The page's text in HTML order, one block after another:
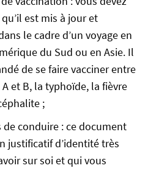
est mis à jour et
le cadre d’un voyage en
du Sud ou en Asie. Il
de se faire vacciner entre
et B, la typhoïde, la fièvre
;
de conduire : ce document
justificatif d’identité très
sur soi et qui vous